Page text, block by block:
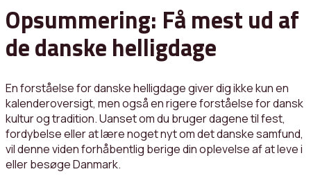
Opsummering: Få mest ud af
de danske helligdage
En forståelse for danske helligdage giver dig ikke kun en
kalenderoversigt, men også en rigere forståelse for dansk
kultur og tradition. Uanset om du bruger dagene til fest,
fordybelse eller at lære noget nyt om det danske samfund,
vil denne viden forhåbentlig berige din oplevelse af at leve i
eller besøge Danmark.